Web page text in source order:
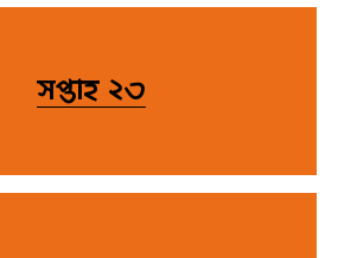
সপ্তাহ ২৩